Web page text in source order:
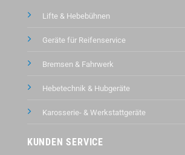
Lifte & Hebebühnen
Geräte für Reifenservice
Bremsen & Fahrwerk
Hebetechnik & Hubgeräte
Karosserie- & Werkstattgeräte
KUNDEN SERVICE